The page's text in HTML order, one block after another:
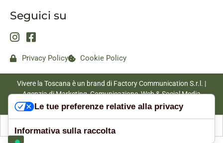
Seguici su
Privacy Policy Cookie Policy
Vivere la Toscana è un brand di Factory Communication S.r.l. |
Agenzia di Marketing, Comunicazione, Web & Social Media
|www.factorycommunication.it
Le tue preferenze relative alla privacy
Informativa sulla raccolta